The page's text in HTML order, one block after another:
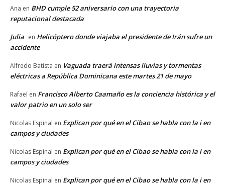
Ana en BHD cumple 52 aniversario con una trayectoria
reputacional destacada
Julia en Helicóptero donde viajaba el presidente de Irán sufre un
accidente
Alfredo Batista en Vaguada traerá intensas lluvias y tormentas
eléctricas a República Dominicana este martes 21 de mayo
Rafael en Francisco Alberto Caamaño es la conciencia histórica y el
valor patrio en un solo ser
Nicolas Espinal en Explican por qué en el Cibao se habla con la i en
campos y ciudades
Nicolas Espinal en Explican por qué en el Cibao se habla con la i en
campos y ciudades
Nicolas Espinal en Explican por qué en el Cibao se habla con la i en